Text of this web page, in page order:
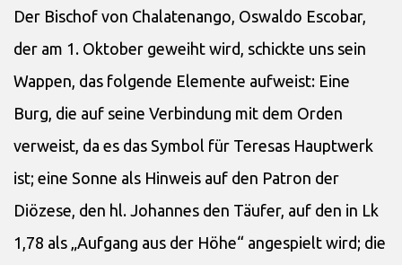
Der Bischof von Chalatenango, Oswaldo Escobar,
der am 1. Oktober geweiht wird, schickte uns sein
Wappen, das folgende Elemente aufweist: Eine
Burg, die auf seine Verbindung mit dem Orden
verweist, da es das Symbol für Teresas Hauptwerk
ist; eine Sonne als Hinweis auf den Patron der
Diözese, den hl. Johannes den Täufer, auf den in Lk
1,78 als „Aufgang aus der Höhe“ angespielt wird; die